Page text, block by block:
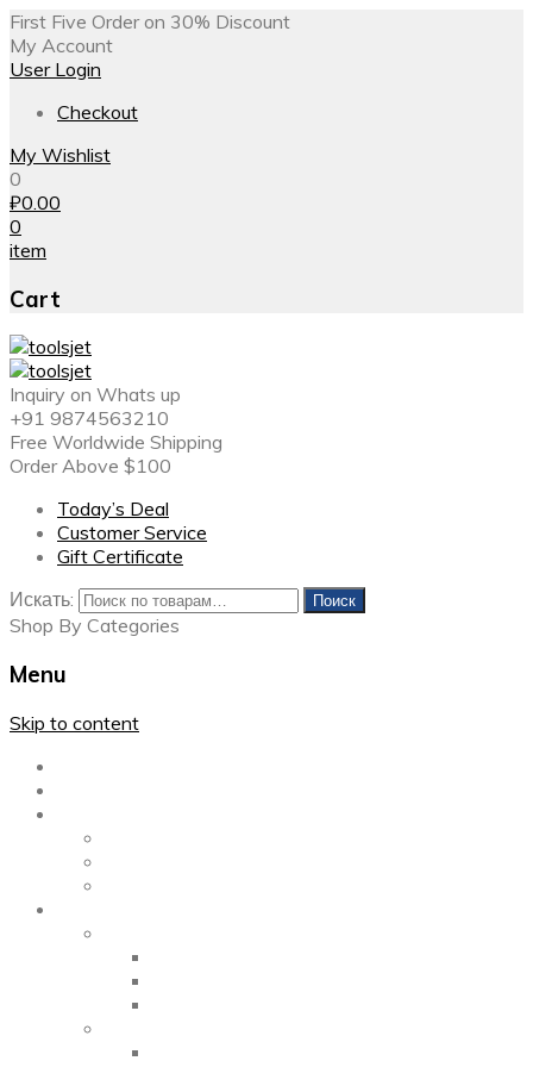
First Five Order on 30% Discount
My Account
User Login
Checkout
My Wishlist
0
₽0.00
0
item
Cart
Inquiry on Whats up
+91 9874563210
Free Worldwide Shipping
Order Above $100
Today’s Deal
Customer Service
Gift Certificate
Искать:
Поиск
Shop By Categories
Menu
Skip to content